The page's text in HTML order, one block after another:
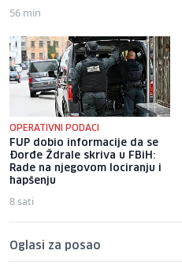
56 min
OPERATIVNI PODACI
FUP dobio informacije da se
Đorđe Ždrale skriva u FBiH:
Rade na njegovom lociranju i
hapšenju
8 sati
Oglasi za posao